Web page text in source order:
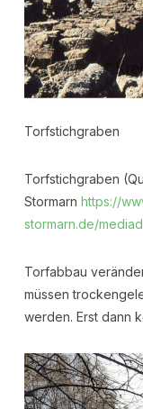
Torfstichgraben
Torfstichgraben
Stormarn https://
stormarn.de/
Torfabbau
müssen
werden. Erst dann